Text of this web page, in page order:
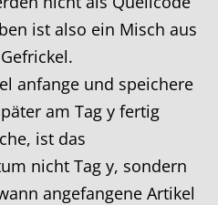
ist also ein Misch aus
anfange und speichere
am Tag y fertig
ist das
nicht Tag y, sondern
angefangene Artikel